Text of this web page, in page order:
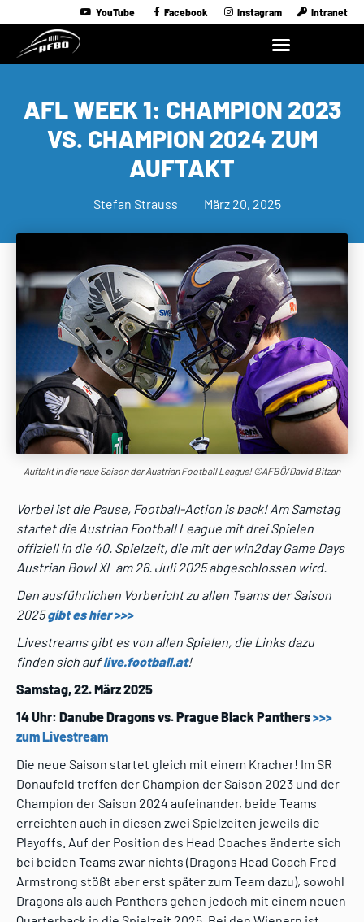
YouTube Facebook Instagram Intranet
AFL WEEK 1: CHAMPION 2023
VS. CHAMPION 2024 ZUM
AUFTAKT
Stefan Strauss März 20, 2025
Auftakt in die neue Saison der Austrian Football League! ©AFBÖ/David Bitzan
Vorbei ist die Pause, Football-Action is back! Am Samstag
startet die Austrian Football League mit drei Spielen
offiziell in die 40. Spielzeit, die mit der win2day Game Days
Austrian Bowl XL am 26. Juli 2025 abgeschlossen wird.
Den ausführlichen Vorbericht zu allen Teams der Saison
2025gibt es hier >>>
Livestreams gibt es von allen Spielen, die Links dazu
finden sich auflive.football.at!
Samstag, 22. März 2025
14 Uhr: Danube Dragons vs. Prague Black Panthers>>>
zum Livestream
Die neue Saison startet gleich mit einem Kracher! Im SR
Donaufeld treffen der Champion der Saison 2023 und der
Champion der Saison 2024 aufeinander, beide Teams
erreichten auch in diesen zwei Spielzeiten jeweils die
Playoffs. Auf der Position des Head Coaches änderte sich
bei beiden Teams zwar nichts (Dragons Head Coach Fred
Armstrong stößt aber erst später zum Team dazu), sowohl
Dragons als auch Panthers gehen jedoch mit einem neuen